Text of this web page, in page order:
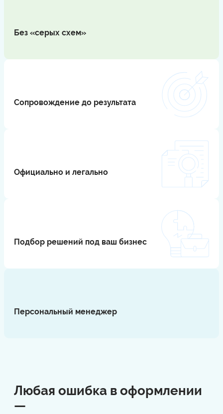
Без «серых схем»
Сопровождение до результата
Официально и легально
Подбор решений под ваш бизнес
Персональный менеджер
Любая ошибка в оформлении
—